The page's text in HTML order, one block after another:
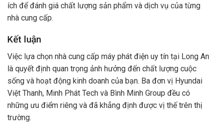
ích để đánh giá chất lượng sản phẩm và dịch vụ của từng
nhà cung cấp.
Kết luận
Việc lựa chọn nhà cung cấp máy phát điện uy tín tại Long An
là quyết định quan trọng ảnh hưởng đến chất lượng cuộc
sống và hoạt động kinh doanh của bạn. Ba đơn vị Hyundai
Việt Thanh, Minh Phát Tech và Bình Minh Group đều có
những ưu điểm riêng và đã khẳng định được vị thế trên thị
trường.